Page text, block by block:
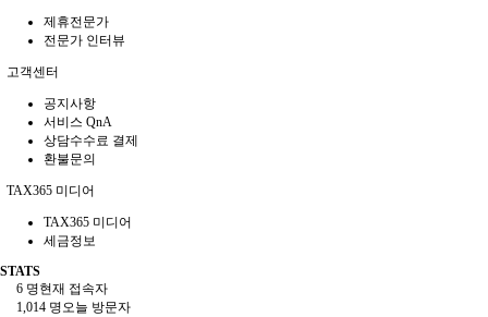
제휴전문가
전문가 인터뷰
고객센터
공지사항
서비스 QnA
상담수수료 결제
환불문의
TAX365 미디어
TAX365 미디어
세금정보
STATS
6 명현재 접속자
1,014 명오늘 방문자